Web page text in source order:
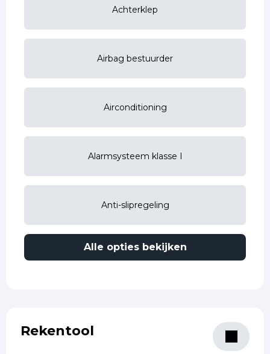
Achterklep
Airbag bestuurder
Airconditioning
Alarmsysteem klasse I
Anti-slipregeling
Alle opties bekijken
Rekentool